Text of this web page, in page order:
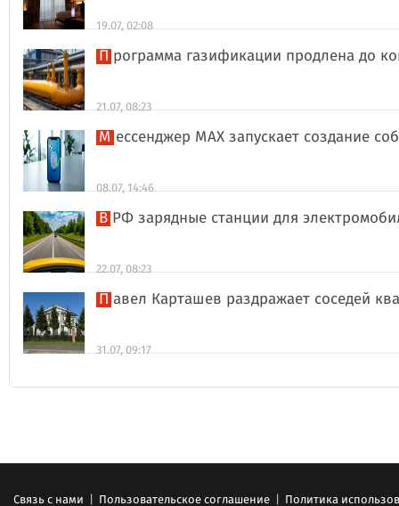
19.07, 02:08
Программа газификации продлена до
21.07, 08:23
Мессенджер MAX запускает создание
08.07, 14:46
В РФ зарядные станции для
22.07, 08:23
Павел Карташев раздражает соседей
31.07, 09:17
Связь с нами | Пользовательское соглашение | Политика